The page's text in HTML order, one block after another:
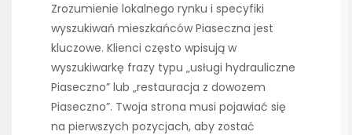
Zrozumienie lokalnego rynku i specyfiki
wyszukiwań mieszkańców Piaseczna jest
kluczowe. Klienci często wpisują w
wyszukiwarkę frazy typu „usługi hydrauliczne
Piaseczno” lub „restauracja z dowozem
Piaseczno”. Twoja strona musi pojawiać się
na pierwszych pozycjach, aby zostać